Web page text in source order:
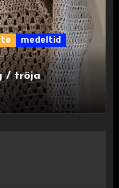
medeltid
/ tröja